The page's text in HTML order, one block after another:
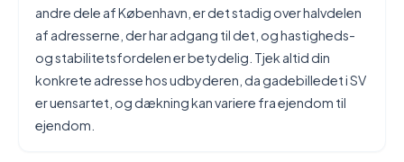
andre dele af København, er det stadig over halvdelen
af adresserne, der har adgang til det, og hastigheds-
og stabilitetsfordelen er betydelig. Tjek altid din
konkrete adresse hos udbyderen, da gadebilledet i SV
er uensartet, og dækning kan variere fra ejendom til
ejendom.